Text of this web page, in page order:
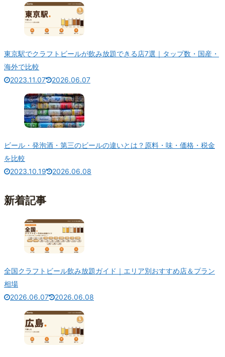
東京駅でクラフトビールが飲み放題できる店7選｜タップ数・国産・
海外で比較
2023.11.07
2026.06.07
ビール・発泡酒・第三のビールの違いとは？原料・味・価格・税金
を比較
2023.10.19
2026.06.08
新着記事
全国クラフトビール飲み放題ガイド｜エリア別おすすめ店＆プラン
相場
2026.06.07
2026.06.08